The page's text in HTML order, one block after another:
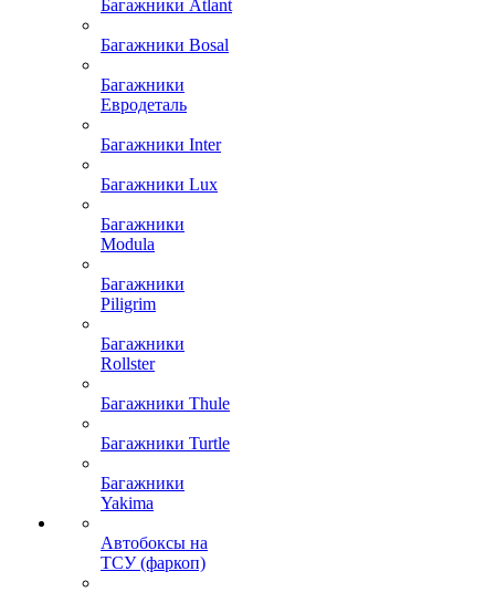
Багажники Atlant
Багажники Bosal
Багажники
Евродеталь
Багажники Inter
Багажники Lux
Багажники
Modula
Багажники
Piligrim
Багажники
Rollster
Багажники Thule
Багажники Turtle
Багажники
Yakima
Автобоксы на
ТСУ (фаркоп)